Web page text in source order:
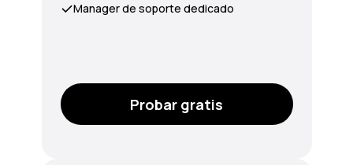
Manager de soporte dedicado
Probar gratis